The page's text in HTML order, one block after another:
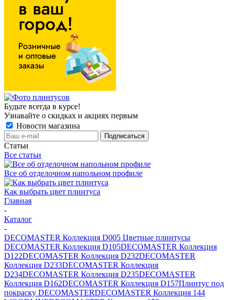
Будьте всегда в курсе!
Узнавайте о скидках и акциях первым
Новости магазина
Статьи
Все статьи
Все об отделочном напольном профиле
Как выбрать цвет плинтуса
Главная
-
Каталог
-
DECOMASTER Коллекция D005 Цветные плинтусы
DECOMASTER Коллекция D105DECOMASTER Коллекция
D122DECOMASTER Коллекция D232DECOMASTER
Коллекция D233DECOMASTER Коллекция
D234DECOMASTER Коллекция D235DECOMASTER
Коллекция D162DECOMASTER Коллекция D157Плинтус под
покраску DECOMASTERDECOMASTER Коллекция 144